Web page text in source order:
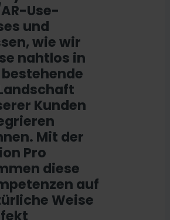
Use-
und
wie wir
nahtlos in
Kunden
Mit der
Pro
diese
auf
Weise